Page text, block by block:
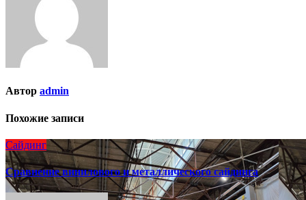
Автор admin
Похожие записи
Сайдинг
Сравнение винилового и металлического сайдинга